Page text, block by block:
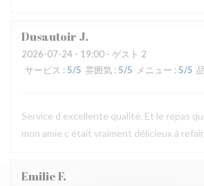
Dusautoir J
2026-07-24 - 19:00 - ゲスト 2
サービス : 5/5 雰囲気 : 5/5 メニュー : 5/5
Service d excellente qualité. Et le repas
mon amie c était vraiment délicieux à
EmilieF